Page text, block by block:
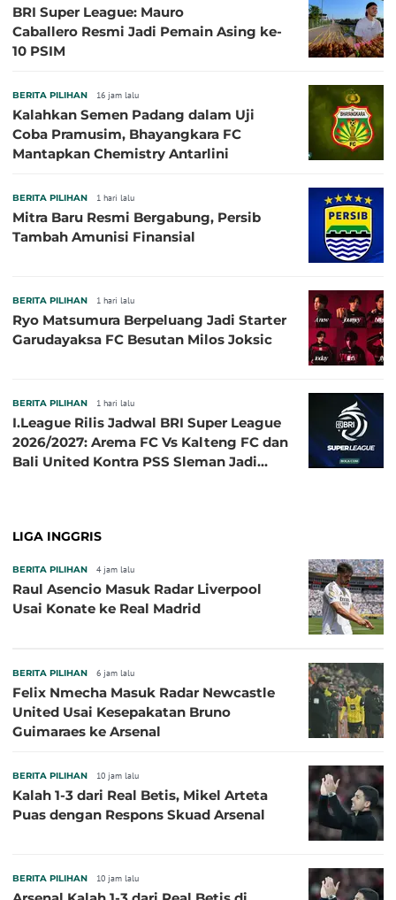
BRI Super League: Mauro
Caballero Resmi Jadi Pemain Asing ke-
10 PSIM
BERITA PILIHAN 16 jam lalu
Kalahkan Semen Padang dalam Uji
Coba Pramusim, Bhayangkara FC
Mantapkan Chemistry Antarlini
BERITA PILIHAN 1 hari lalu
Mitra Baru Resmi Bergabung, Persib
Tambah Amunisi Finansial
BERITA PILIHAN 1 hari lalu
Ryo Matsumura Berpeluang Jadi Starter
Garudayaksa FC Besutan Milos Joksic
BERITA PILIHAN 1 hari lalu
I.League Rilis Jadwal BRI Super League
2026/2027: Arema FC Vs Kalteng FC dan
Bali United Kontra PSS Sleman Jadi
LIGA INGGRIS
BERITA PILIHAN 4 jam lalu
Raul Asencio Masuk Radar Liverpool
Usai Konate ke Real Madrid
BERITA PILIHAN 6 jam lalu
Felix Nmecha Masuk Radar Newcastle
United Usai Kesepakatan Bruno
Guimaraes ke Arsenal
BERITA PILIHAN 10 jam lalu
Kalah 1-3 dari Real Betis, Mikel Arteta
Puas dengan Respons Skuad Arsenal
BERITA PILIHAN 10 jam lalu